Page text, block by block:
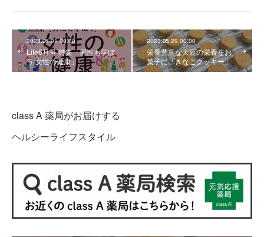
2023.06.01 00:00
Life6月号 特集「男性も学ぼ
う 女性の健康」
2023.05.29 00:00
栄養豊富な大豆の栄養をお
菓子に「きなこクッキー」
class A 薬局がお届けする
ヘルシーライフスタイル